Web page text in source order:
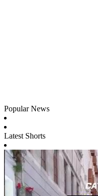
Popular News
Latest Shorts